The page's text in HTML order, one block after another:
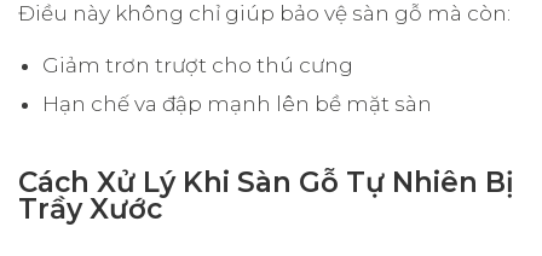
Điều này không chỉ giúp bảo vệ sàn gỗ mà còn:
Giảm trơn trượt cho thú cưng
Hạn chế va đập mạnh lên bề mặt sàn
Cách Xử Lý Khi Sàn Gỗ Tự Nhiên Bị
Trầy Xước